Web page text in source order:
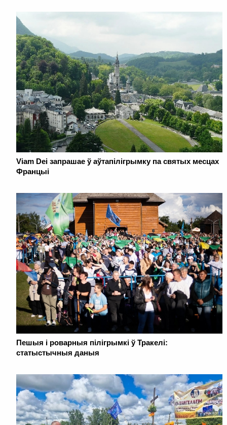
Viam Dei запрашае ў аўтапілігрымку па святых месцах
Францыі
Пешыя і роварныя пілігрымкі ў Тракелі:
статыстычныя даныя